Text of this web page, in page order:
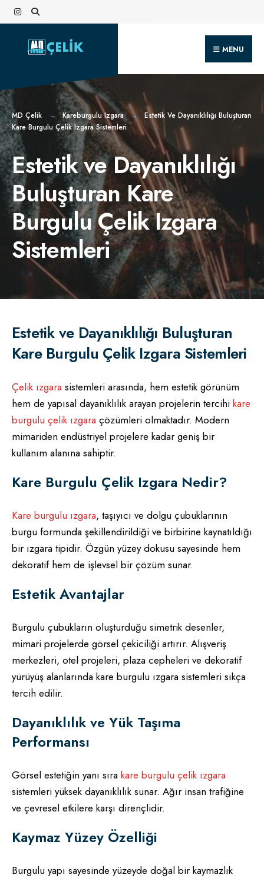
Skip
to
content
MENU
MD Çelik Kareburgulu Izgara
Estetik Ve Dayanıklılığı Buluşturan
Kare Burgulu Çelik Izgara Sistemleri
Estetik ve Dayanıklılığı
Buluşturan Kare
Burgulu Çelik Izgara
Sistemleri
Estetik ve Dayanıklılığı Buluşturan
Kare Burgulu Çelik Izgara Sistemleri
Çelik ızgara sistemleri arasında, hem estetik görünüm
hem de yapısal dayanıklılık arayan projelerin tercihi kare
burgulu çelik ızgara çözümleri olmaktadır. Modern
mimariden endüstriyel projelere kadar geniş bir
kullanım alanına sahiptir.
Kare Burgulu Çelik Izgara Nedir?
Kare burgulu ızgara, taşıyıcı ve dolgu çubuklarının
burgu formunda şekillendirildiği ve birbirine kaynatıldığı
bir ızgara tipidir. Özgün yüzey dokusu sayesinde hem
dekoratif hem de işlevsel bir çözüm sunar.
Estetik Avantajlar
Burgulu çubukların oluşturduğu simetrik desenler,
mimari projelerde görsel çekiciliği artırır. Alışveriş
merkezleri, otel projeleri, plaza cepheleri ve dekoratif
yürüyüş alanlarında kare burgulu ızgara sistemleri sıkça
tercih edilir.
Dayanıklılık ve Yük Taşıma
Performansı
Görsel estetiğin yanı sıra kare burgulu çelik ızgara
sistemleri yüksek dayanıklılık sunar. Ağır insan trafiğine
ve çevresel etkilere karşı dirençlidir.
Kaymaz Yüzey Özelliği
Burgulu yapı sayesinde yüzeyde doğal bir kaymazlık
Search
for: